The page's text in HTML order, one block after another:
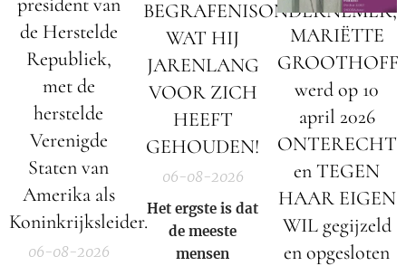
de Herstelde
Republiek,
met de
herstelde
Verenigde
Staten van
Amerika als
Koninkrijksleider.
06-08-2026
BEGRAFENISONDERNEMER;
WAT HIJ
JARENLANG
VOOR ZICH
HEEFT
GEHOUDEN!
06-08-2026
Het ergste is dat
de meeste
mensen
MARIËTTE
GROOTHOFF
werd op 10
april 2026
ONTERECHT
en TEGEN
HAAR EIGEN
WIL gegijzeld
en opgesloten